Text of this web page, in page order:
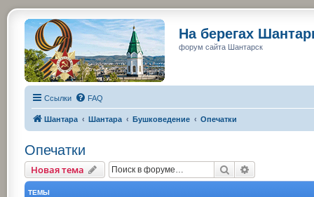
На берегах
форум сайта Шантарск
Ссылки FAQ
Шантара Шантара Бушковедение Опечатки
Опечатки
Новая тема Поиск
ТЕМЫ